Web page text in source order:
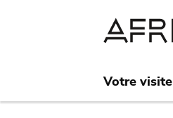
Votre visite